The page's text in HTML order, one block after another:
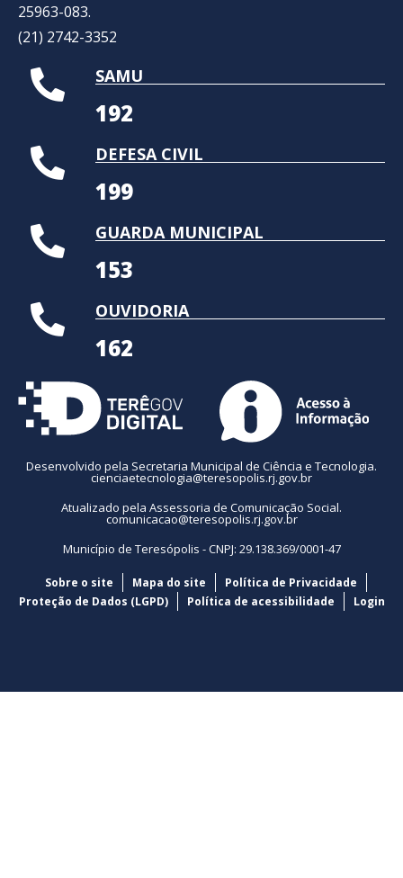
25963-083.
(21) 2742-3352​
SAMU
192
DEFESA CIVIL
199
GUARDA MUNICIPAL
153
OUVIDORIA
162
Desenvolvido pela Secretaria Municipal de Ciência e Tecnologia.
cienciaetecnologia@teresopolis.rj.gov.br
Atualizado pela Assessoria de Comunicação Social.
comunicacao@teresopolis.rj.gov.br
Município de Teresópolis - CNPJ: 29.138.369/0001-47
Sobre o site Mapa do site
Política de Privacidade
Proteção de Dados (LGPD)
Política de acessibilidade Login